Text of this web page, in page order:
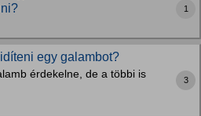
1
egy galambot?
érdekelne, de a többi is
3